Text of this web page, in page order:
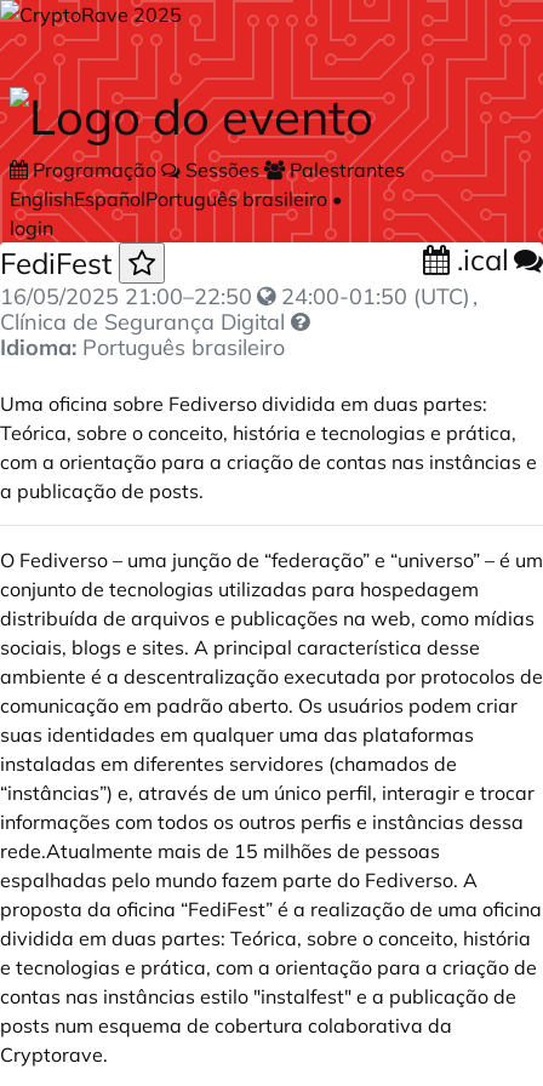
Skip to main content
Programação Sessões
Palestrantes
EnglishEspañolPortuguês brasileiro •
login
FediFest .ical
16/05/2025 21:00–22:50 24:00-01:50 (UTC) ,
Clínica de Segurança Digital
Idioma: Português brasileiro
Uma oficina sobre Fediverso dividida em duas partes:
Teórica, sobre o conceito, história e tecnologias e prática,
com a orientação para a criação de contas nas instâncias e
a publicação de posts.
O Fediverso – uma junção de “federação” e “universo” – é um
conjunto de tecnologias utilizadas para hospedagem
distribuída de arquivos e publicações na web, como mídias
sociais, blogs e sites. A principal característica desse
ambiente é a descentralização executada por protocolos de
comunicação em padrão aberto. Os usuários podem criar
suas identidades em qualquer uma das plataformas
instaladas em diferentes servidores (chamados de
“instâncias”) e, através de um único perfil, interagir e trocar
informações com todos os outros perfis e instâncias dessa
rede.Atualmente mais de 15 milhões de pessoas
espalhadas pelo mundo fazem parte do Fediverso. A
proposta da oficina “FediFest” é a realização de uma oficina
dividida em duas partes: Teórica, sobre o conceito, história
e tecnologias e prática, com a orientação para a criação de
contas nas instâncias estilo "instalfest" e a publicação de
posts num esquema de cobertura colaborativa da
Cryptorave.